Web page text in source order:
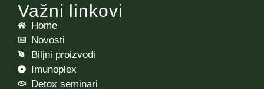
Važni linkovi
Home
Novosti
Biljni proizvodi
Imunoplex
Detox seminari